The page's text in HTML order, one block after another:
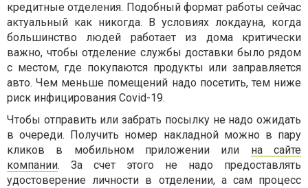
кредитные отделения. Подобный формат работы сейчас
актуальный как никогда. В условиях локдауна, когда
большинство людей работает из дома критически
важно, чтобы отделение службы доставки было рядом
с местом, где покупаются продукты или заправляется
авто. Чем меньше помещений надо посетить, тем ниже
риск инфицирования Covid-19.
Чтобы отправить или забрать посылку не надо ожидать
в очереди. Получить номер накладной можно в пару
кликов в мобильном приложении или на сайте
компании. За счет этого не надо предоставлять
удостоверение личности в отделении, а сам процесс